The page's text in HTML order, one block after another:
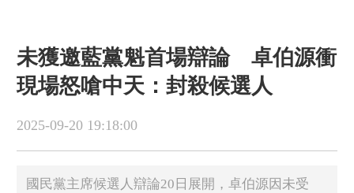
未獲邀藍黨魁首場辯論 卓伯源衝
現場怒嗆中天：封殺候選人
2025-09-20 19:18:00
國民黨主席候選人辯論20日展開，卓伯源因未受